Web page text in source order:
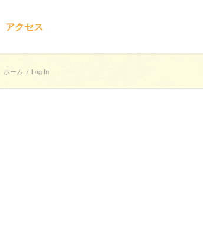
アクセス
ホーム / Log In